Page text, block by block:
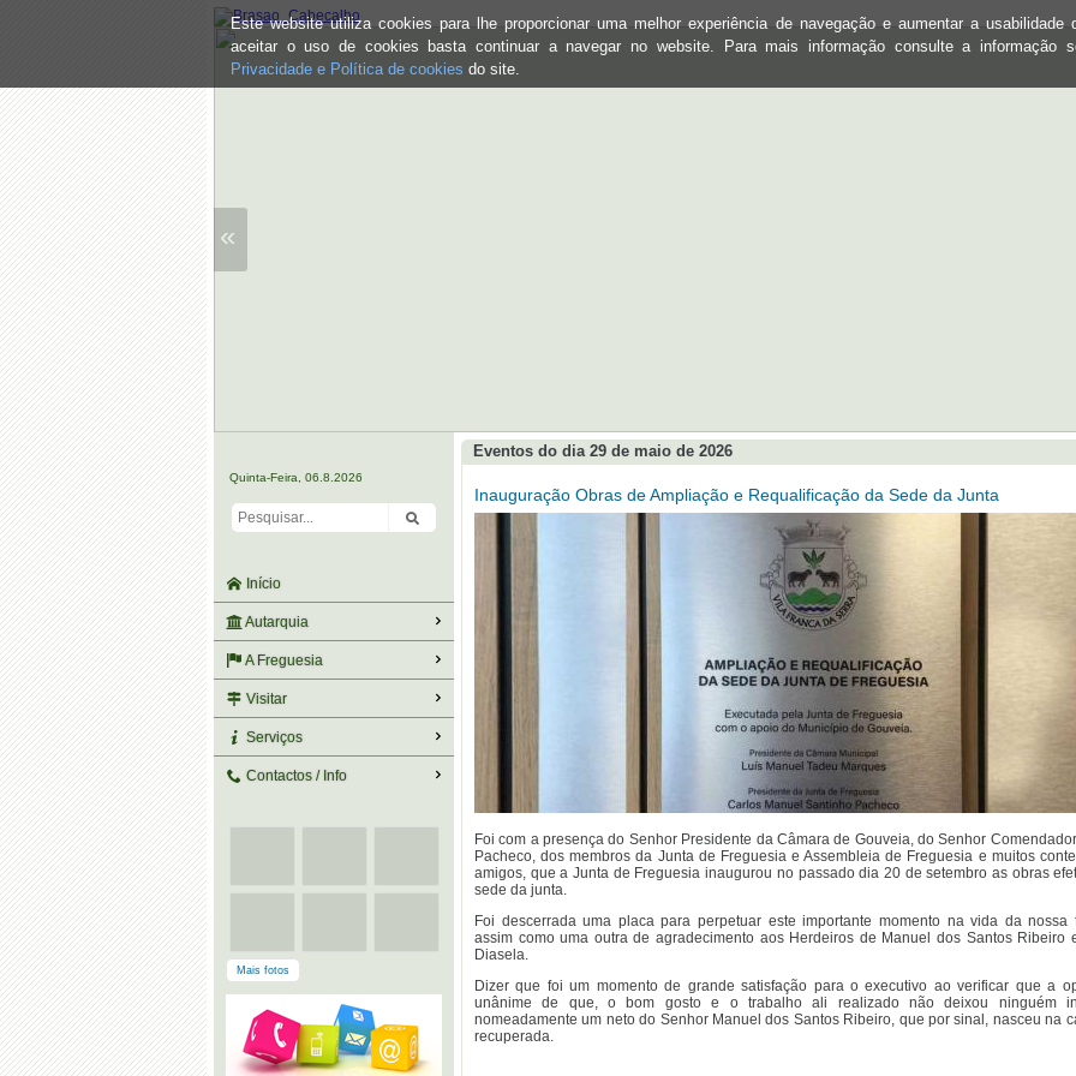
Este website utiliza cookies para lhe proporcionar uma melhor experiência de navegação e aumentar a usabilidade
aceitar o uso de cookies basta continuar a navegar no website. Para mais informação consulte a informação
Privacidade e Política de cookies do site.
«
Quinta-Feira, 06.8.2026
Início
Autarquia
A Freguesia
Visitar
Serviços
Contactos / Info
Mais fotos
Eventos do dia 29 de maio de 2026
Inauguração Obras de Ampliação e Requalificação da Sede da Junta
Foi com a presença do Senhor Presidente da Câmara de Gouveia, do Senhor
Pacheco, dos membros da Junta de Freguesia e Assembleia de Freguesia e muitos
amigos, que a Junta de Freguesia inaugurou no passado dia 20 de setembro as obras
sede da junta.
Foi descerrada uma placa para perpetuar este importante momento na vida da nossa
assim como uma outra de agradecimento aos Herdeiros de Manuel dos Santos Ribeiro
Diasela.
Dizer que foi um momento de grande satisfação para o executivo ao verificar que a
unânime de que, o bom gosto e o trabalho ali realizado não deixou ninguém
nomeadamente um neto do Senhor Manuel dos Santos Ribeiro, que por sinal, nasceu na
recuperada.